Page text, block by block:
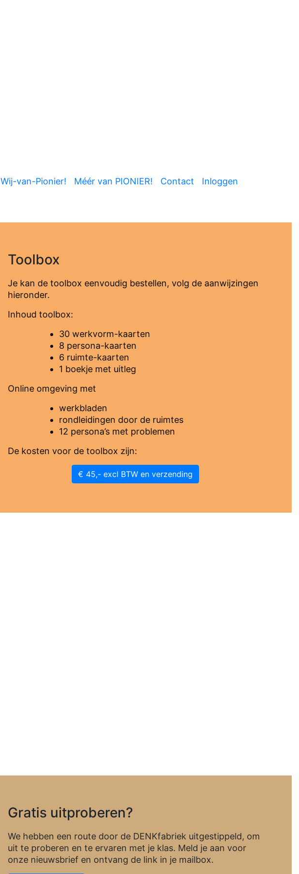
Wij-van-Pionier! Méér van PIONIER! Contact Inloggen
Toolbox
Je kan de toolbox eenvoudig bestellen, volg de aanwijzingen
hieronder.
Inhoud toolbox:
30 werkvorm-kaarten
8 persona-kaarten
6 ruimte-kaarten
1 boekje met uitleg
Online omgeving met
werkbladen
rondleidingen door de ruimtes
12 persona’s met problemen
De kosten voor de toolbox zijn:
€ 45,- excl BTW en verzending
Gratis uitproberen?
We hebben een route door de DENKfabriek uitgestippeld, om
uit te proberen en te ervaren met je klas. Meld je aan voor
onze nieuwsbrief en ontvang de link in je mailbox.